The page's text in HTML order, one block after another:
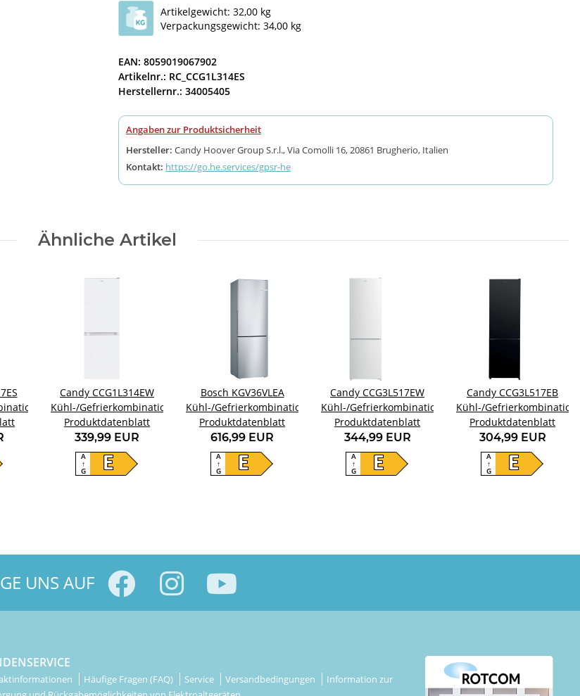
Artikelgewicht: 32,00 kg
Verpackungsgewicht: 34,00 kg
EAN: 8059019067902
Artikelnr.: RC_CCG1L314ES
Herstellernr.: 34005405
Angaben zur Produktsicherheit
Hersteller: Candy Hoover Group S.r.l., Via Comolli 16, 20861 Brugherio, Italien
Kontakt: https://go.he.services/gpsr-he
Ähnliche Artikel
Candy CCG1L314EW
Kühl-/Gefrierkombination
Produktdatenblatt
339,99 EUR
E
A
↑
G
Bosch KGV36VLEA
Kühl-/Gefrierkombination
Produktdatenblatt
616,99 EUR
E
A
↑
G
Candy CCG3L517EW
Kühl-/Gefrierkombination
Produktdatenblatt
344,99 EUR
E
A
↑
G
Candy CCG3L517EB
Kühl-/Gefrierkombination
Produktdatenblatt
304,99 EUR
E
A
↑
G
UNS AUF
Häufige Fragen (FAQ) Service Versandbedingungen
Information zur